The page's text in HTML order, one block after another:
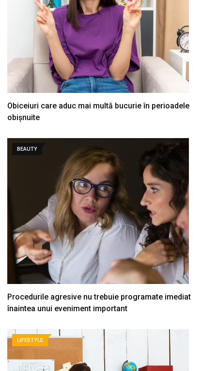
Obiceiuri care aduc mai multă bucurie în perioadele
obișnuite
BEAUTY
Procedurile agresive nu trebuie programate imediat
înaintea unui eveniment important
LIFESTYLE